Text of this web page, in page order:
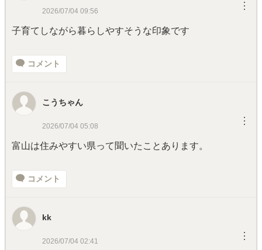
2026/07/04 09:56 ︙
子育てしながら暮らしやすそうな印象です
コメント
こうちゃん
2026/07/04 05:08 ︙
富山は住みやすい県って聞いたことあります。
コメント
kk
2026/07/04 02:41 ︙